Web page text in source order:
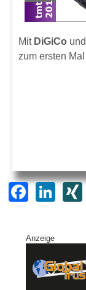
Mit DiGiCo und
zum ersten
F
c
e
b
Li
e
dI
Anzeige